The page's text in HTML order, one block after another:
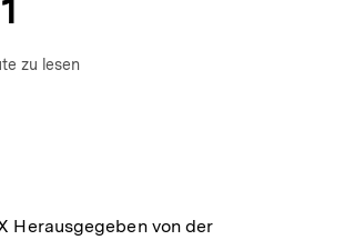
zu lesen
Herausgegeben von der